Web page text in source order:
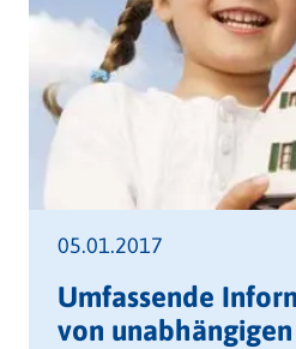
05.01.2017
Umfassende
von